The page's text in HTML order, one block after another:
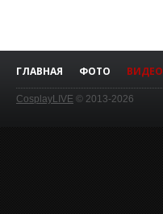
ГЛАВНАЯ ФОТО ВИДЕО
CosplayLIVE © 2013-2026